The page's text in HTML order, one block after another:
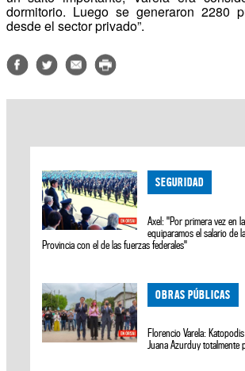
dormitorio. Luego se generaron 2280
desde el sector privado”.
SEGURIDAD
Axel: "Por primera vez en
equiparamos el salario de
Provincia con el de las fuerzas federales"
OBRAS PÚBLICAS
Florencio Varela:
Juana Azurduy totalmente